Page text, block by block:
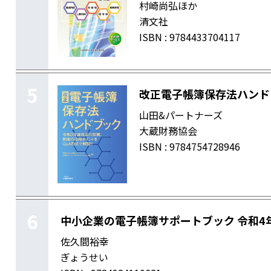
村崎尚弘ほか
清文社
ISBN : 9784433704117
5 改正電子帳簿保存法ハン
山田&パートナーズ
大蔵財務協会
ISBN : 9784754728946
6 中小企業の電子帳簿サポートブック 令和4
佐久間裕幸
ぎょうせい